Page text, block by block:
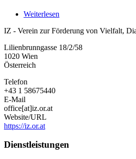
Weiterlesen
-
zur
IZ - Verein zur Förderung von Vielfalt,
Lilienbrunngasse 18/2/58
1020 Wien
Österreich
Telefon
+43 1 58675440
E-Mail
office[at]iz.or.at
Website/URL
https://iz.or.at
Dienstleistungen